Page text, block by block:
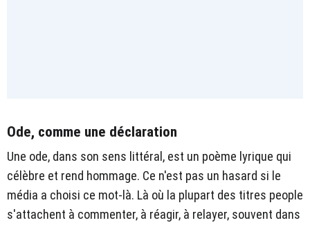
Ode, comme une déclaration
Une ode, dans son sens littéral, est un poème lyrique qui
célèbre et rend hommage. Ce n'est pas un hasard si le
média a choisi ce mot-là. Là où la plupart des titres people
s'attachent à commenter, à réagir, à relayer, souvent dans